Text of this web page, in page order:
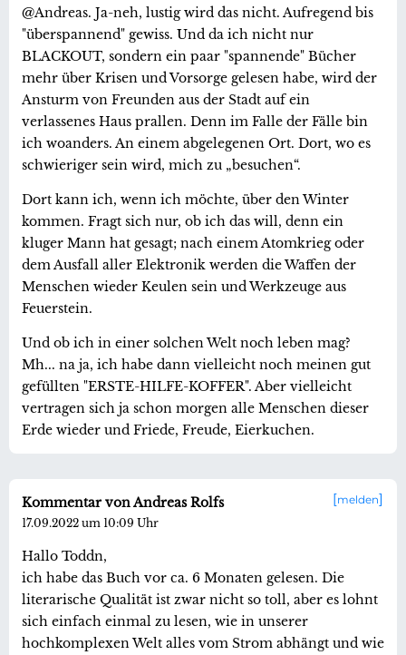
@Andreas. Ja-neh, lustig wird das nicht. Aufregend bis
"überspannend" gewiss. Und da ich nicht nur
BLACKOUT, sondern ein paar "spannende" Bücher
mehr über Krisen und Vorsorge gelesen habe, wird der
Ansturm von Freunden aus der Stadt auf ein
verlassenes Haus prallen. Denn im Falle der Fälle bin
ich woanders. An einem abgelegenen Ort. Dort, wo es
schwieriger sein wird, mich zu „besuchen“.
Dort kann ich, wenn ich möchte, über den Winter
kommen. Fragt sich nur, ob ich das will, denn ein
kluger Mann hat gesagt; nach einem Atomkrieg oder
dem Ausfall aller Elektronik werden die Waffen der
Menschen wieder Keulen sein und Werkzeuge aus
Feuerstein.
Und ob ich in einer solchen Welt noch leben mag?
Mh... na ja, ich habe dann vielleicht noch meinen gut
gefüllten "ERSTE-HILFE-KOFFER". Aber vielleicht
vertragen sich ja schon morgen alle Menschen dieser
Erde wieder und Friede, Freude, Eierkuchen.
melden
Kommentar von Andreas Rolfs
17.09.2022 um 10:09 Uhr
Hallo Toddn,
ich habe das Buch vor ca. 6 Monaten gelesen. Die
literarische Qualität ist zwar nicht so toll, aber es lohnt
sich einfach einmal zu lesen, wie in unserer
hochkomplexen Welt alles vom Strom abhängt und wie